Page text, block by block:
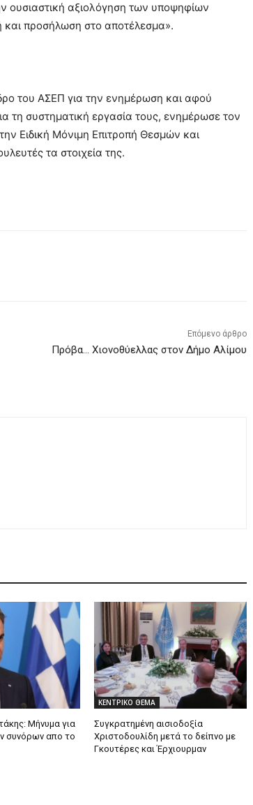
ουσιαστική αξιολόγηση των υποψηφίων
και προσήλωση στο αποτέλεσμα».
του ΑΣΕΠ για την ενημέρωση και αφού
τη συστηματική εργασία τους, ενημέρωσε τον
Ειδική Μόνιμη Επιτροπή Θεσμών και
τα στοιχεία της.
Επόμενο άρθρο
Πρόβα… Χιονοθύελλας στον Δήμο Αλίμου
Mήνυμα για
συνόρων απο το
ΚΕΝΤΡΙΚΟ ΘΕΜΑ
Συγκρατημένη αισιοδοξία
Χριστοδουλίδη μετά το δείπνο με
Γκουτέρες και Έρχιουρμαν